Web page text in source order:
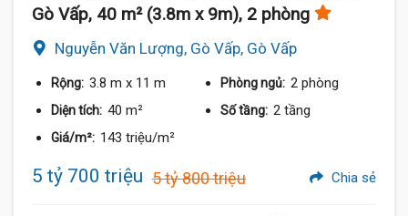
Gò Vấp, 40 m² (3.8m x 9m), 2 phòng
Nguyễn Văn Lượng, Gò Vấp, Gò Vấp
Rộng: 3.8 m x 11 m Phòng ngủ: 2 phòng
Diện tích: 40 m² Số tầng: 2 tầng
Giá/m²: 143 triệu/m²
5 tỷ 700 triệu 5 tỷ 800 triệu Chia sẻ